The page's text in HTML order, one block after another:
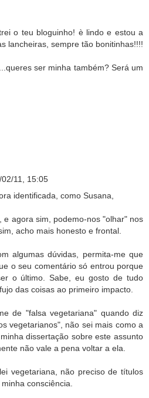
o teu bloguinho! è lindo e estou a
lancheiras, sempre tão bonitinhas!!!!
ser minha também? Será um
02/11, 15:05
identificada, como Susana,
e agora sim, podemo-nos "olhar" nos
acho mais honesto e frontal.
algumas dúvidas, permita-me que
o seu comentário só entrou porque
o último. Sabe, eu gosto de tudo
das coisas ao primeiro impacto.
de "falsa vegetariana" quando diz
vegetarianos", não sei mais como a
dissertação sobre este assunto
não vale a pena voltar a ela.
vegetariana, não preciso de títulos
consciência.